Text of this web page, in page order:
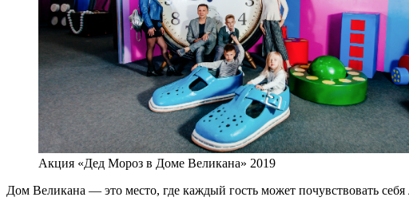
Акция «Дед Мороз в Доме Великана» 2019
Дом Великана — это место, где каждый гость может почувствовать